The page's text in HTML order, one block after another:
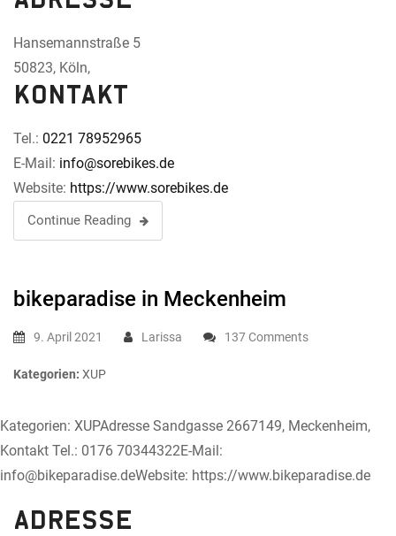
Hansemannstraße 5
50823, Köln,
Kontakt
Tel.: 0221 78952965
E-Mail: info@sorebikes.de
Website: https://www.sorebikes.de
Continue Reading
bikeparadise in Meckenheim
9. April 2021 Larissa 137 Comments
Kategorien: XUP
Kategorien: XUPAdresse Sandgasse 2667149, Meckenheim,
Kontakt Tel.: 0176 70344322E-Mail:
info@bikeparadise.deWebsite: https://www.bikeparadise.de
Adresse